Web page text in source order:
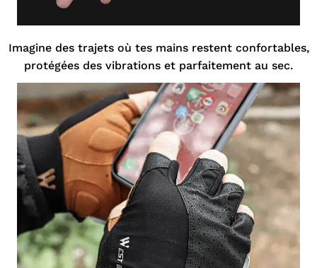
Imagine des trajets où tes mains restent confortables,
protégées des vibrations et parfaitement au sec.